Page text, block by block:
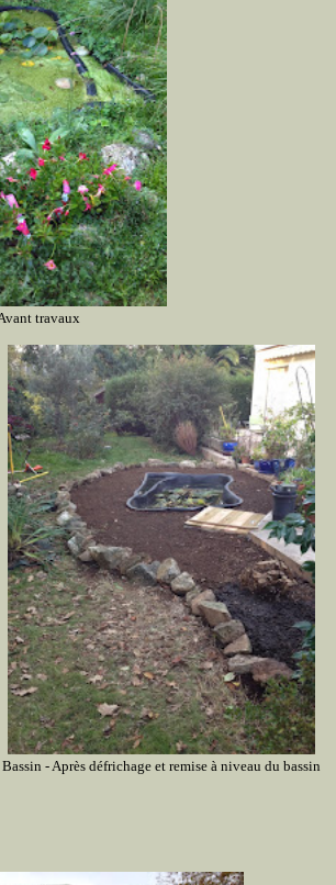
travaux
Bassin - Après défrichage et remise à niveau du bassin